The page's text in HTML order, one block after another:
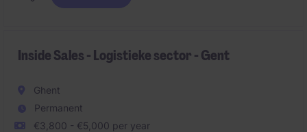
développement en Afrique de l'Ouest et centrale.
Inside Sales - Logistieke sector - Gent
Ghent
Permanent
€3,800 - €5,000 per year